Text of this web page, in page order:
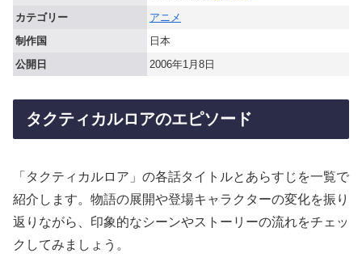
カテゴリー
アニメ
制作国
日本
公開日
2006年1月8日
タクティカルロアのエピソード
「タクティカルロア」の各話タイトルとあらすじを一覧で
紹介します。物語の展開や登場キャラクターの変化を振り
返りながら、印象的なシーンやストーリーの流れをチェッ
クしてみましょう。